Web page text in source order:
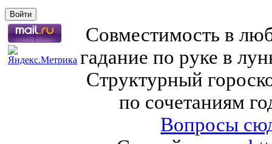
Совместимость в
гадание по руке в
Структурный
по сочетаниям
Вопросы